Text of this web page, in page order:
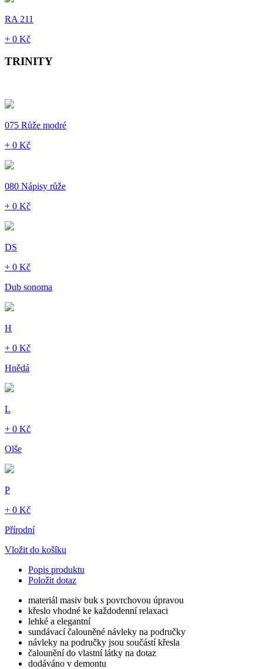
RA 211
+ 0 Kč
TRINITY
075 Růže modré
+ 0 Kč
080 Nápisy růže
+ 0 Kč
DS
+ 0 Kč
Dub sonoma
H
+ 0 Kč
Hnědá
L
+ 0 Kč
Olše
P
+ 0 Kč
Přírodní
Vložit do košíku
Popis produktu
Položit dotaz
materiál masiv buk s povrchovou úpravou
křeslo vhodné ke každodenní relaxaci
lehké a elegantní
sundávací čalouněné návleky na područky
návleky na područky jsou součástí křesla
čalounění do vlastní látky na dotaz
dodáváno v demontu